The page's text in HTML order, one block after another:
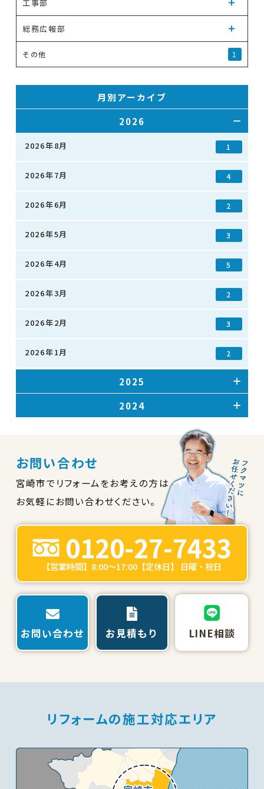
工事部
総務広報部
その他 1
月別アーカイブ
2026
2026年8月 1
2026年7月 4
2026年6月 2
2026年5月 3
2026年4月 5
2026年3月 2
2026年2月 3
2026年1月 2
2025
2024
お問い合わせ
宮崎市でリフォームをお考えの方は
お気軽にお問い合わせください。
0120-27-7433
【営業時間】8:00～17:00【定休日】 日曜・祝日
お問い合わせ お見積もり LINE相談
リフォームの施工対応エリア